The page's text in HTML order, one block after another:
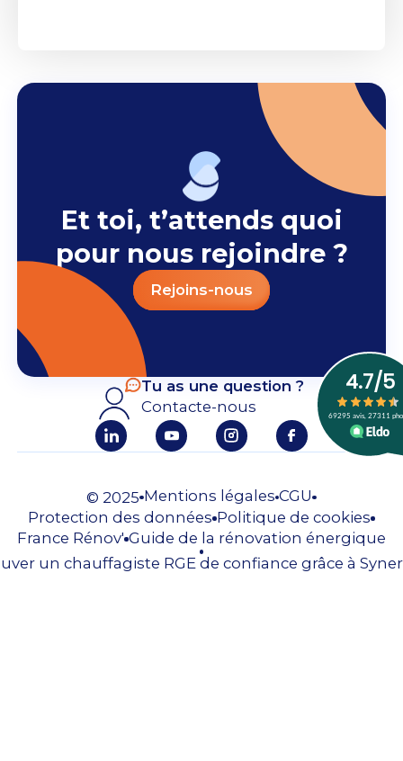
Et toi, t’attends quoi
pour nous rejoindre ?
Rejoins-nous
Tu as une question ?
Contacte-nous
© 2025 Mentions légales CGU
Protection des données Politique de cookies
France Rénov' Guide de la rénovation énergique
un chauffagiste RGE de confiance grâce à